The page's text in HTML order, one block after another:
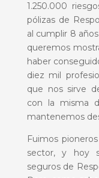
1.250.000
pólizas de
al cumplir 8
queremos
haber
diez mil
que nos sirve
con la misma
mantenemos
Fuimos
sector, y hoy
seguros de